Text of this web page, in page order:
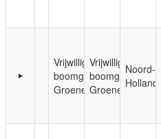
Vrijwilligers
boomgaard
Groenewoud
Vrijwilligers
boomgaard
Groenewoud
Noord-
Holland